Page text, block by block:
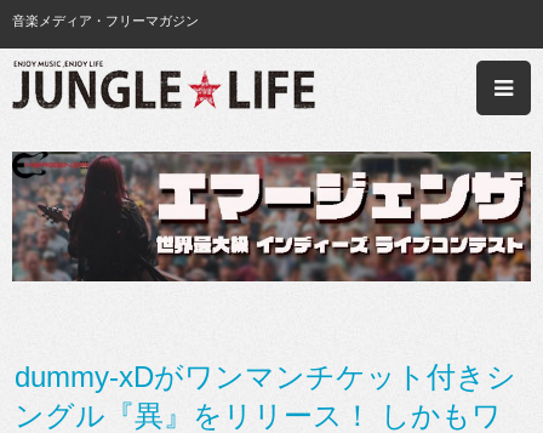
音楽メディア・フリーマガジン
dummy-xDがワンマンチケット付きシ
ングル『異』をリリース！ しかもワ